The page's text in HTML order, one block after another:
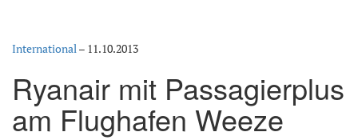
International– 11.10.2013
Ryanair mit Passagierplus
am Flughafen Weeze